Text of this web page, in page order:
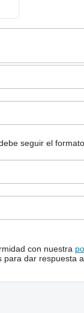
seguir el
con nuestra
dar respuesta